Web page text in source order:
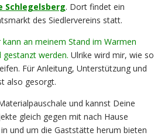
. Dort findet ein
des Siedlervereins statt.
kann an meinem Stand im Warmen
werden. Ulrike wird mir, wie so
Für Anleitung, Unterstützung und
also gesorgt.
und kannst Deine
gleich gegen mit nach Hause
und um die Gaststätte herum bieten